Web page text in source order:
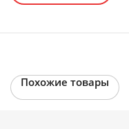
Похожие товары